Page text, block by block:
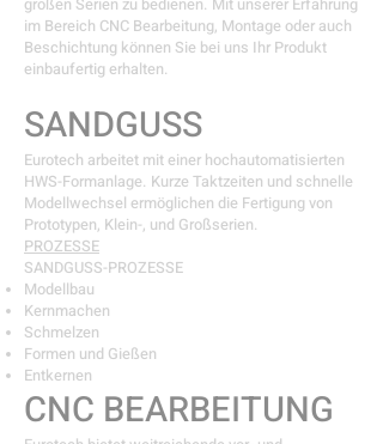
großen Serien zu bedienen. Mit unserer Erfahrung
im Bereich CNC Bearbeitung, Montage oder auch
Beschichtung können Sie bei uns Ihr Produkt
einbaufertig erhalten.
SANDGUSS
Eurotech arbeitet mit einer hochautomatisierten
HWS-Formanlage. Kurze Taktzeiten und schnelle
Modellwechsel ermöglichen die Fertigung von
Prototypen, Klein-, und Großserien.
PROZESSE
SANDGUSS-PROZESSE
Modellbau
Kernmachen
Schmelzen
Formen und Gießen
Entkernen
CNC BEARBEITUNG